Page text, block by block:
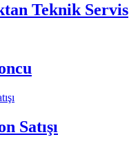
Teknik Servis
Satışı